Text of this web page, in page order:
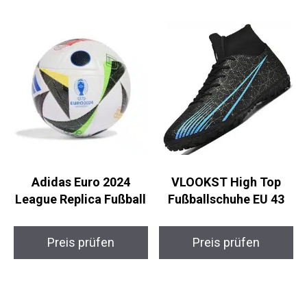
Adidas Euro 2024
League Replica
Preis prüfen
VLOOKST High Top
Fußballschuhe EU 43
Preis prüfen